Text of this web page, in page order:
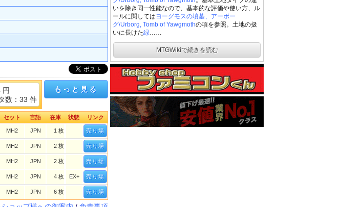
いを除き同一性能なので、基本的な評価や使い方、ル
ールに関してはヨーグモスの墳墓、アーボー
グ/Urborg, Tomb of Yawgmothの項を参照。土地の扱
いに長けた緑……
MTGWikiで続きを読む
円
数：33 件
もっと見る
セット 言語 在庫 状態 リンク
MH2 JPN 1 枚 売り場
MH2 JPN 2 枚 売り場
MH2 JPN 2 枚 売り場
MH2 JPN 4 枚 EX+ 売り場
MH2 JPN 6 枚 売り場